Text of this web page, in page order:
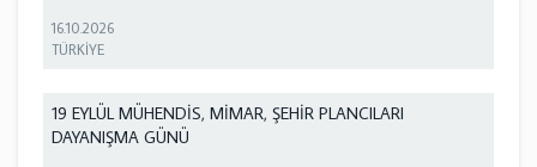
16.10.2026
TÜRKİYE
19 EYLÜL MÜHENDİS, MİMAR, ŞEHİR PLANCILARI
DAYANIŞMA GÜNÜ